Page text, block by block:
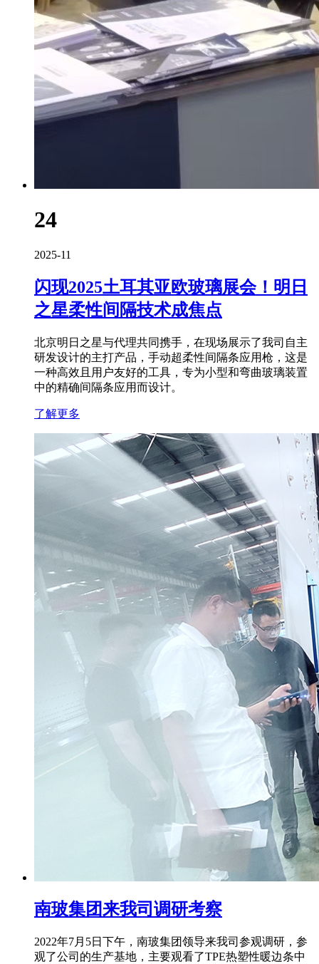
24
2025-11
闪现2025土耳其亚欧玻璃展会！明日
之星柔性间隔技术成焦点
北京明日之星与代理共同携手，在现场展示了我司自主
研发设计的主打产品，手动超柔性间隔条应用枪，这是
一种高效且用户友好的工具，专为小型和弯曲玻璃装置
中的精确间隔条应用而设计。
了解更多
南玻集团来我司调研考察
2022年7月5日下午，南玻集团领导来我司参观调研，参
观了公司的生产基地，主要观看了TPE热塑性暖边条中